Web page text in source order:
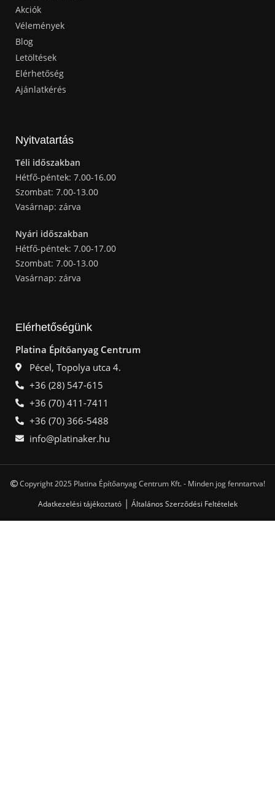
Akciók
Vélemények
Blog
Letöltések
Elérhetőség
Ajánlatkérés
Nyitvatartás
Téli időszakban
Hétfő-péntek: 7.00-16.00
Szombat: 7.00-13.00
Vasárnap: zárva
Nyári időszakban
Hétfő-péntek: 7.00-17.00
Szombat: 7.00-13.00
Vasárnap: zárva
Elérhetőségünk
Platina Építőanyag Centrum
Pécel, Topolya utca 4.
+36 (28) 547-615
+36 (70) 411-7411
+36 (70) 366-5488
info@platinaker.hu
Copyright 2025 Platina Építőanyag Centrum Kft. - Minden jog fenntartva!
Adatkezelési tájékoztató| Általános Szerződési Feltételek